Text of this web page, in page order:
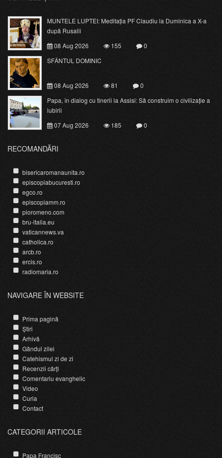
MUNTELE LUPTEI: Meditația PF Claudiu la Duminica a X-a
după Rusalii
08 Aug 2026
155
0
SFÂNTUL DOMINIC
08 Aug 2026 81
0
Papa, în dialog cu tinerii la Assisi: Să construim o civilizație a
iubirii
07 Aug 2026
185 0
RECOMANDĂRI
bisericaromanaunita.ro
episcopiabucuresti.ro
egco.ro
episcopiamm.ro
pioromeno.com
bru-italia.eu
vaticannews.va
catholica.ro
arcb.ro
ercis.ro
radiomaria.ro
NAVIGARE ÎN WEBSITE
Prima pagină
Știri
Arhivă
Gândul zilei
Catehismul zi de zi
Recenzii cărți
Comentariu evanghelic
Video
Curia
Contact
CATEGORII ARTICOLE
Papa Francisc